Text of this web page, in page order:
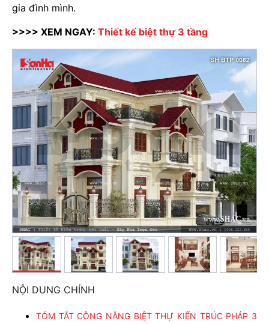
gia đình mình.
>>>> XEM NGAY: Thiết kế biệt thự 3 tầng
NỘI DUNG CHÍNH
TÓM TẮT CÔNG NĂNG BIỆT THỰ KIẾN TRÚC PHÁP 3